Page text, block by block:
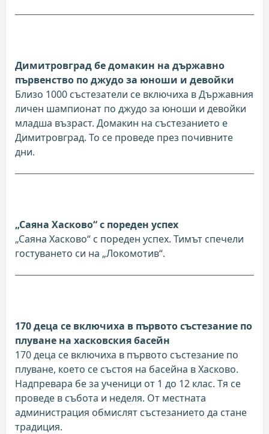
Димитровград бе домакин на държавно
първенство по джудо за юноши и девойки
Близо 1000 състезатели се включиха в Държавния
личен шампионат по джудо за юноши и девойки
младша възраст. Домакин на състезанието е
Димитровград. То се проведе през почивните
дни.
„Саяна Хасково“ с пореден успех
„Саяна Хасково“ с пореден успех. Тимът спечели
гостуването си на „Локомотив“.
170 деца се включиха в първото състезание по
плуване на хасковския басейн
170 деца се включиха в първото състезание по
плуване, което се състоя на басейна в Хасково.
Надпревара бе за ученици от 1 до 12 клас. Тя се
проведе в събота и неделя. От местната
администрация обмислят състезанието да стане
традиция.